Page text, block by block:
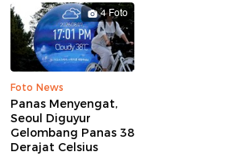
4 Foto
Foto News
Panas Menyengat,
Seoul Diguyur
Gelombang Panas 38
Derajat Celsius